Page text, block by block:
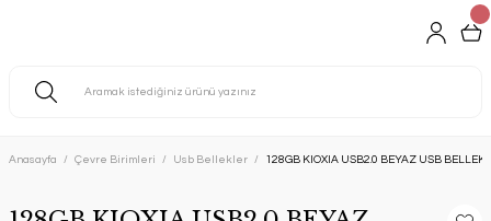
Anasayfa Çevre Birimleri Usb Bellekler 128GB KIOXIA USB2.0 BEYAZ USB